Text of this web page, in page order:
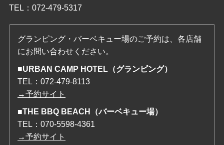
TEL：072-479-5317
グランピング・バーベキュー場のご予約は、各店舗
にお問い合わせください。
■URBAN CAMP HOTEL（グランピング）
TEL：072-479-8113
→予約サイト
■THE BBQ BEACH（バーベキュー場）
TEL：070-5598-4361
→予約サイト